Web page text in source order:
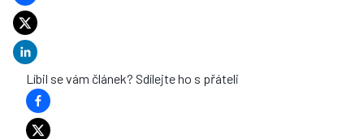
Líbil se vám článek? Sdílejte ho s přáteli